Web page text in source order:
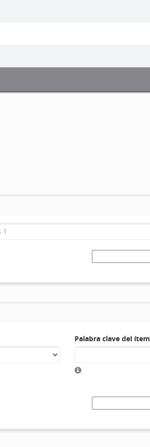
Palabra clave del ítem